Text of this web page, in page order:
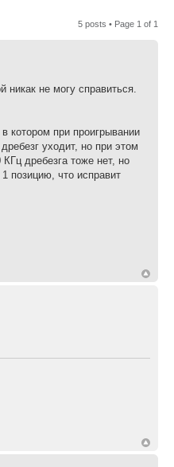
5 posts • Page 1 of 1
не могу справиться.
котором при проигрывании
уходит, но при этом
дребезга тоже нет, но
позицию, что исправит